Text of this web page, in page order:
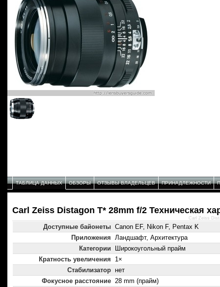
ТАБЛИЦА ДАННЫХ ОБЗОРЫ ОТЗЫВЫ ВЛАДЕЛЬЦЕВ ПРИНАДЛЕЖНОСТИ
Carl Zeiss Distagon T* 28mm f/2 Техническая
Доступные байонеты Canon EF, Nikon F, Pentax K
Приложения Ландшафт, Архитектура
Категории
Широкоугольный прайм
Кратность увеличения
1×
Стабилизатор нет
Фокусное расстояние 28 mm (прайм)
Carl Zeiss